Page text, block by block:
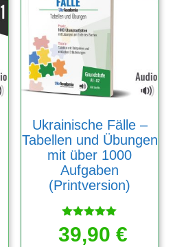
Ukrainische Fälle –
Tabellen und Übungen
mit über 1000
Aufgaben
(Printversion)
Bewertet
mit
39,90€